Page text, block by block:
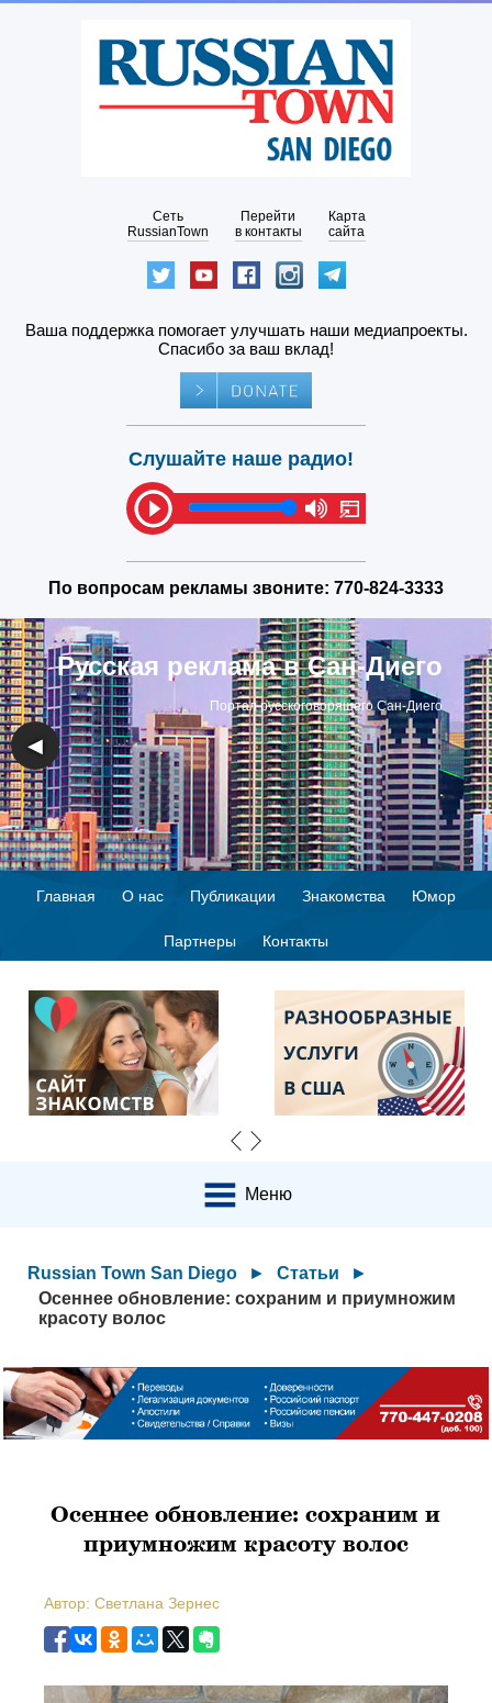
Сеть
RussianTown
Перейти
в контакты
Карта
сайта
Ваша поддержка помогает улучшать наши медиапроекты.
Спасибо за ваш вклад!
Слушайте наше радио!
По вопросам рекламы звоните: 770-824-3333
Русская реклама в Сан-Диего
Портал русскоговорящего Сан-Диего
◀ ▶
Главная О нас Публикации Знакомства Юмор
Партнеры Контакты
Меню
Russian Town San Diego ► Статьи
►
Осеннее обновление: сохраним и приумножим
красоту волос
Осеннее обновление: сохраним и
приумножим красоту волос
Автор: Светлана Зернес